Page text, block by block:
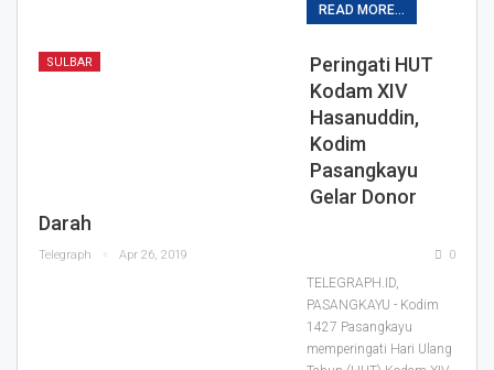
READ MORE...
SULBAR
Peringati HUT
Kodam XIV
Hasanuddin,
Kodim
Pasangkayu
Gelar Donor
Darah
Telegraph Apr 26, 2019 0
TELEGRAPH.ID,
PASANGKAYU - Kodim
1427 Pasangkayu
memperingati Hari Ulang